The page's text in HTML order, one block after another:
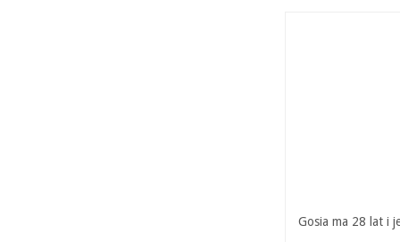
Gosia ma 28 lat i